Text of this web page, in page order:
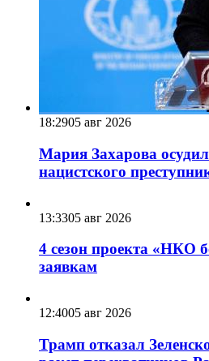
18:2905 авг 2026
Мария Захарова
нацистского
13:3305 авг 2026
4 сезон проекта «НКО
заявкам
12:4005 авг 2026
Трамп отказал